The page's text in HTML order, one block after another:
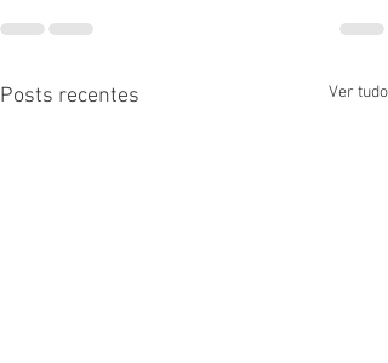
Posts recentes Ver tudo